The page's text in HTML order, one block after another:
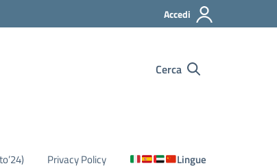
Accedi
Cerca
Privacy Policy Lingue